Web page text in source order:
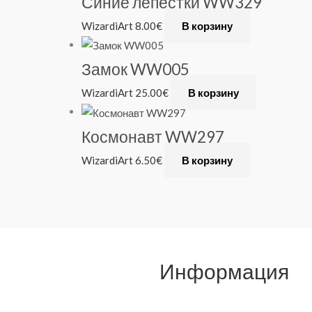
WizardiArt8.00€ В корзину
Замок WW005
WizardiArt 25.00€ В корзину
Космонавт WW297
WizardiArt6.50€ В корзину
Информация